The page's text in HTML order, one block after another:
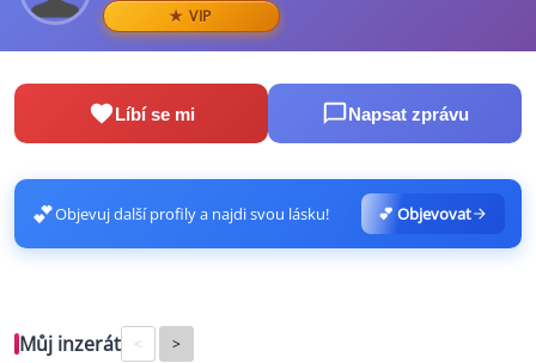
VIP
Líbí se mi Napsat zprávu
💕Objevuj další profily a najdi svou lásku! 💕 Objevovat
Můj inzerát < >